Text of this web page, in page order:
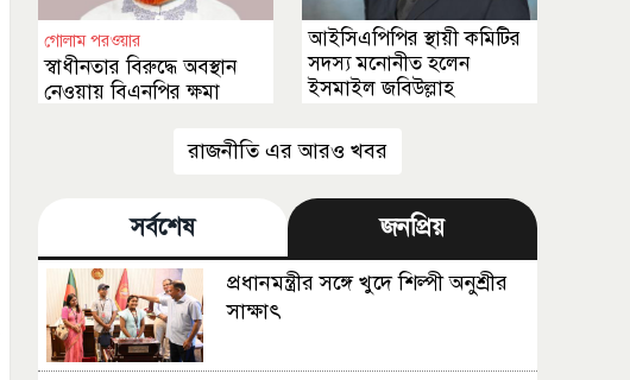
গোলাম পরওয়ার
স্বাধীনতার বিরুদ্ধে অবস্থান
নেওয়ায় বিএনপির ক্ষমা
আইসিএপিপির স্থায়ী কমিটির
সদস্য মনোনীত হলেন
ইসমাইল জবিউল্লাহ
রাজনীতি এর আরও খবর
সর্বশেষ জনপ্রিয়
প্রধানমন্ত্রীর সঙ্গে খুদে শিল্পী অনুশ্রীর
সাক্ষাৎ